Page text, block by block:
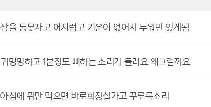
잠을 통못자고 어지럽고 기운이 없어서 누워만 있게됨
귀멍멍하고 1분정도 삐하는 소리가 들려요 왜그럴까요
아침에 뭐만 먹으면 바로화장실가고 꾸루륵소리